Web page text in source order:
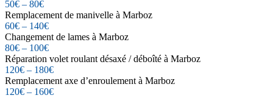
50€ – 80€
Remplacement de manivelle à Marboz
60€ – 140€
Changement de lames à Marboz
80€ – 100€
Réparation volet roulant désaxé / déboîté à Marboz
120€ – 180€
Remplacement axe d’enroulement à Marboz
120€ – 160€